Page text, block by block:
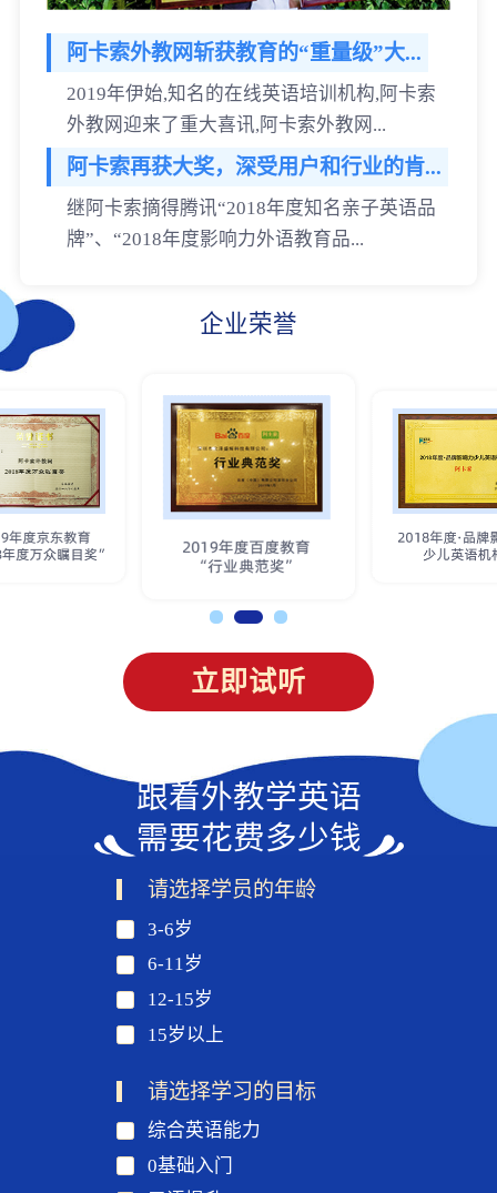
阿卡索外教网斩获教育的“重量级”大...
2019年伊始,知名的在线英语培训机构,阿卡索
外教网迎来了重大喜讯,阿卡索外教网...
阿卡索再获大奖，深受用户和行业的肯...
继阿卡索摘得腾讯“2018年度知名亲子英语品
牌”、“2018年度影响力外语教育品...
企业荣誉
立即试听
跟着外教学英语
需要花费多少钱
请选择学员的年龄
3-6岁
6-11岁
12-15岁
15岁以上
请选择学习的目标
综合英语能力
0基础入门